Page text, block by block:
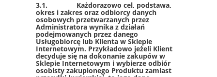
3.1. Każdorazowo cel, podstawa,
okres i zakres oraz odbiorcy danych
osobowych przetwarzanych przez
Administratora wynika z działań
podejmowanych przez danego
Usługobiorcę lub Klienta w Sklepie
Internetowym. Przykładowo jeżeli Klient
decyduje się na dokonanie zakupów w
Sklepie Internetowym i wybierze odbiór
osobisty zakupionego Produktu zamiast